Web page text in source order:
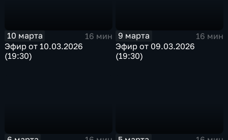
10 марта
16 мин
Эфир от 10.03.2026
(19:30)
9 марта
16 мин
Эфир от 09.03.2026
(19:30)